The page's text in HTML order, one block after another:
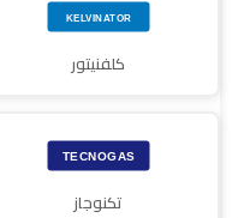
كلفنيتور
تكنوجاز